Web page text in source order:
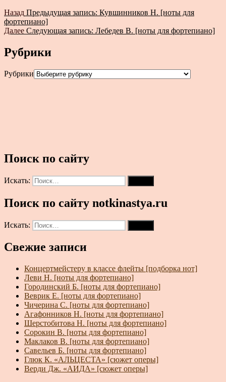
Назад Предыдущая запись: Кувшинников Н. [ноты для
фортепиано]
Далее Следующая запись: Лебедев В. [ноты для фортепиано]
Рубрики
Рубрики
Поиск по сайту
Искать:
Поиск по сайту notkinastya.ru
Искать:
Свежие записи
Концертмейстеру в классе флейты [подборка нот]
Леви Н. [ноты для фортепиано]
Городинский Б. [ноты для фортепиано]
Веврик Е. [ноты для фортепиано]
Чичерина С. [ноты для фортепиано]
Агафонников Н. [ноты для фортепиано]
Шерстобитова Н. [ноты для фортепиано]
Сорокин В. [ноты для фортепиано]
Маклаков В. [ноты для фортепиано]
Савельев Б. [ноты для фортепиано]
Глюк К. «АЛЬЦЕСТА» [сюжет оперы]
Верди Дж. «АИДА» [сюжет оперы]